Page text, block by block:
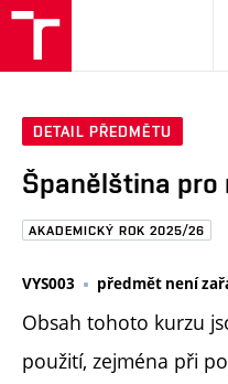
Brno
DETAIL PŘEDMĚTU
Španělština pro
AKADEMICKÝ ROK 2025/26
VYS003 předmět není
Obsah tohoto kurzu
použití, zejména při